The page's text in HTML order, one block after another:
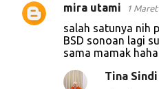
mira utami 1
salah satunya nih
BSD sonoan lagi
sama mamak
Tina Sindi